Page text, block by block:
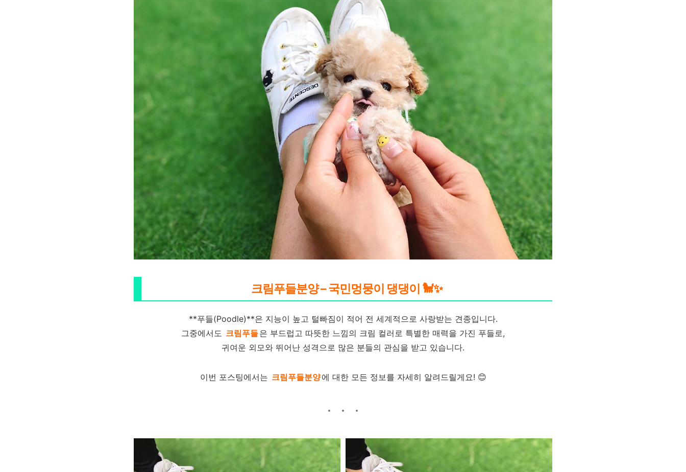
크림푸들분양 – 국민멍뭉이 댕댕이 🐩✨
**푸들(Poodle)**은 지능이 높고 털빠짐이 적어 전 세계적으로 사랑받는 견종입니다.
그중에서도 크림푸들은 부드럽고 따뜻한 느낌의 크림 컬러로 특별한 매력을 가진 푸들로,
귀여운 외모와 뛰어난 성격으로 많은 분들의 관심을 받고 있습니다.
이번 포스팅에서는 크림푸들분양에 대한 모든 정보를 자세히 알려드릴게요! 😊